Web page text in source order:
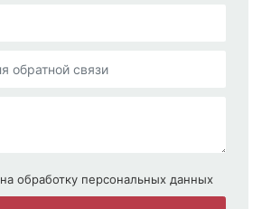
на обработку персональных данных